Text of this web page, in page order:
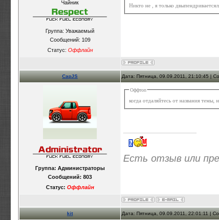
Чайник
Группа: Уважаемый
Сообщений: 109
Статус: Оффлайн
Никто не , я только
CapJS Дата: Пятница, 09.09.2011, 21:10:45 |
Группа: Администраторы
Сообщений: 803
Статус: Оффлайн
Оффтоп
когда отдаляйтесь от названия
Есть отзыв или
kit Дата: Пятница, 09.09.2011, 22:01:11 |